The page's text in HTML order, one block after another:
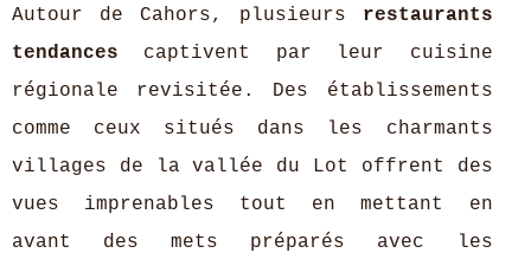
Autour de Cahors, plusieurs restaurants
tendances captivent par leur cuisine
régionale revisitée. Des établissements
comme ceux situés dans les charmants
villages de la vallée du Lot offrent des
vues imprenables tout en mettant en
avant des mets préparés avec les